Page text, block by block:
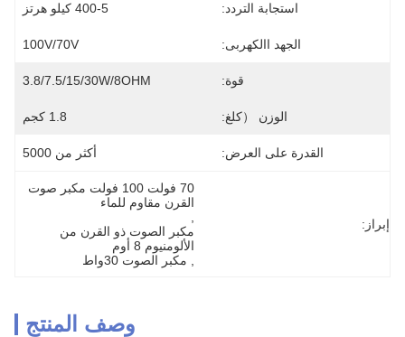
استجابة التردد: 400-5 كيلو هرتز
الجهد االكهربى: 100V/70V
قوة: 3.8/7.5/15/30W/8OHM
الوزن （كلغ: 1.8 كجم
القدرة على العرض: أكثر من 5000
إبراز:
القرن مقاوم للماء
الألومنيوم 8 أوم
مكبر الصوت 30واط
وصف المنتج